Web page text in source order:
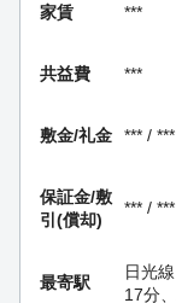
家賃 ***
共益費 ***
敷金/礼金 *** / ***
保証金/敷
引(償却)
*** / ***
最寄駅
日光線
17分